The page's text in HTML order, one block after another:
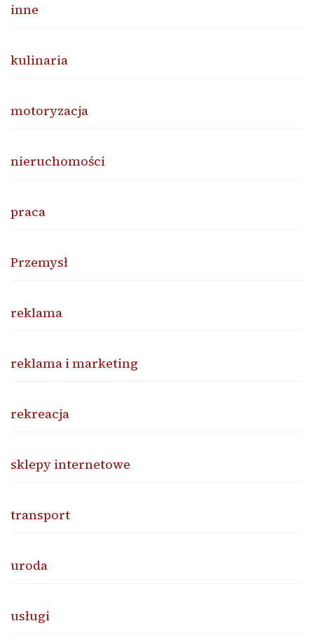
inne
kulinaria
motoryzacja
nieruchomości
praca
Przemysł
reklama
reklama i marketing
rekreacja
sklepy internetowe
transport
uroda
usługi